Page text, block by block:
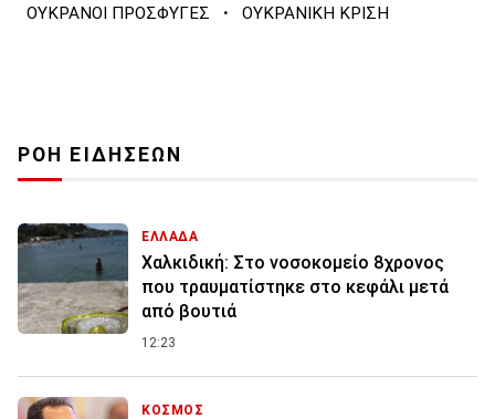
ΟΥΚΡΑΝΟΙ ΠΡΟΣΦΥΓΕΣ · ΟΥΚΡΑΝΙΚΗ ΚΡΙΣΗ
ΡΟΗ ΕΙΔΗΣΕΩΝ
ΕΛΛΑΔΑ
Χαλκιδική: Στο νοσοκομείο 8χρονος
που τραυματίστηκε στο κεφάλι μετά
από βουτιά
12:23
ΚΟΣΜΟΣ